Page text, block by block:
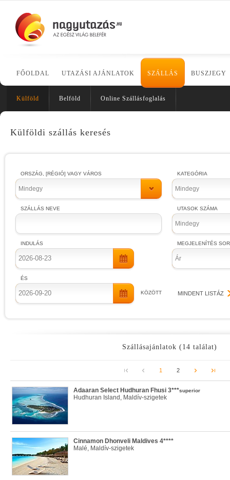
FŐOLDAL UTAZÁSI AJÁNLATOK SZÁLLÁS BUSZJEGY
Külföld Belföld Online Szállásfoglalás
Külföldi szállás keresés
ORSZÁG, [RÉGIÓ] VAGY VÁROS
Mindegy
SZÁLLÁS NEVE
INDULÁS
ÉS
KÖZÖTT
KATEGÓRIA
Mindegy
UTASOK SZÁMA
Mindegy
MEGJELENÍTÉS
Ár
MINDENT LISTÁZ
Szállásajánlatok (14 találat)
1 2
Adaaran Select Hudhuran Fhusi 3***superior
Hudhuran Island, Maldív-szigetek
Cinnamon Dhonveli Maldives 4****
Malé, Maldív-szigetek